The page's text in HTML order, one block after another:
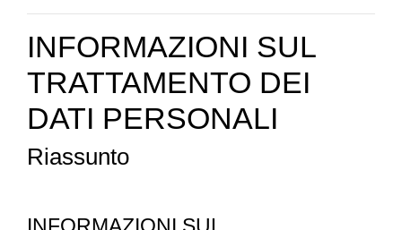
INFORMAZIONI SUL
TRATTAMENTO DEI
DATI PERSONALI
Riassunto